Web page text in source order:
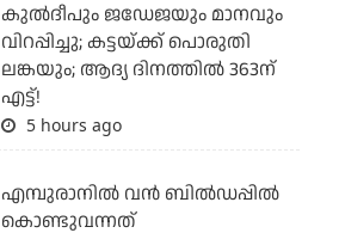
കുല്‍ദീപും ജഡേജയും മാനവും
വിറപ്പിച്ചു; കട്ടയ്ക്ക് പൊരുതി
ലങ്കയും; ആദ്യ ദിനത്തില്‍ 363ന്
എട്ട്!
5 hours ago
എമ്പുരാനില്‍ വന്‍ ബില്‍ഡപ്പില്‍
കൊണ്ടുവന്നത്